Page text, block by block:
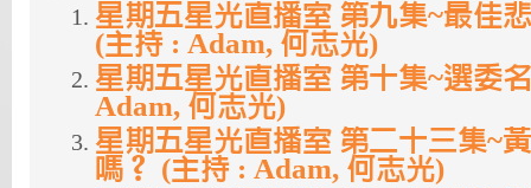
星期五星光直播室 第九集~最佳
(主持 : Adam, 何志光)
星期五星光直播室 第十集~選委
Adam, 何志光)
星期五星光直播室 第二十三集~
嗎？ (主持 : Adam, 何志光)